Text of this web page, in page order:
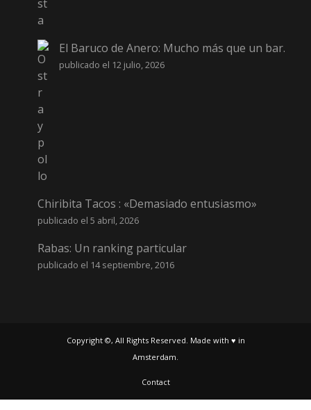
El Baruco de Anero: Mucho más que un bar.
publicado el 12 julio, 2026
Chiribita Tacos : «Demasiado entusiasmo»
publicado el 5 abril, 2026
Rabas: Un ranking particular
publicado el 14 septiembre, 2016
Copyright ©, All Rights Reserved. Made with ♥ in
Amsterdam.
Contact